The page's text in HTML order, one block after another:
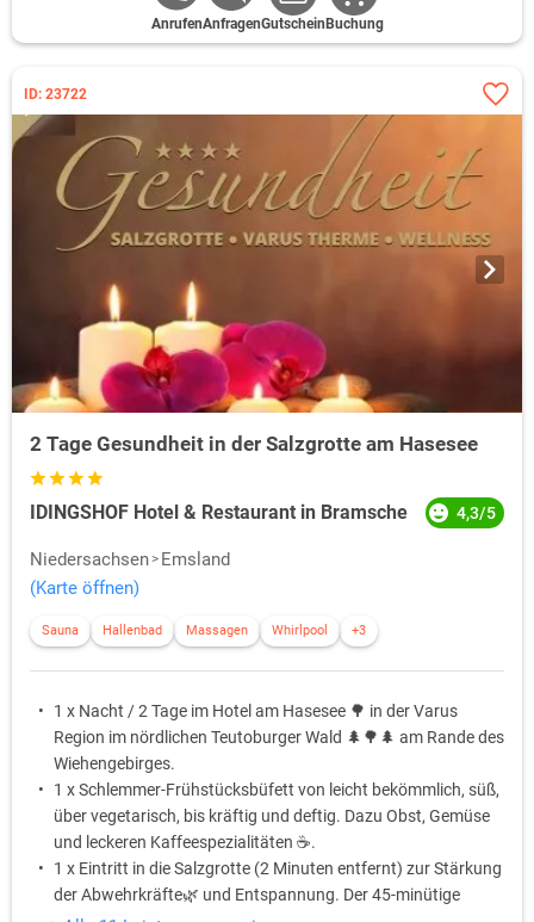
AnrufenAnfragenGutschein Buchung
ID: 23722
2 Tage Gesundheit in der Salzgrotte am Hasesee
IDINGSHOF Hotel & Restaurant in Bramsche 4,3/5
Niedersachsen
Emsland
(Karte öffnen)
Sauna Hallenbad Massagen Whirlpool +3
1 x Nacht / 2 Tage im Hotel am Hasesee 🌳 in der Varus
Region im nördlichen Teutoburger Wald 🌲🌳🌲 am Rande des
Wiehengebirges.
1 x Schlemmer-Frühstücksbüfett von leicht bekömmlich, süß,
über vegetarisch, bis kräftig und deftig. Dazu Obst, Gemüse
und leckeren Kaffeespezialitäten ☕️.
1 x Eintritt in die Salzgrotte (2 Minuten entfernt) zur Stärkung
der Abwehrkräfte🌿 und Entspannung. Der 45-minütige